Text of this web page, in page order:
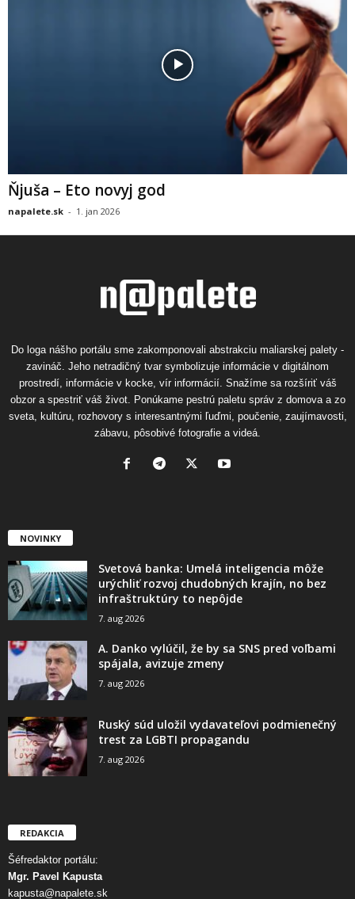
Ňjuša – Eto novyj god
napalete.sk - 1. jan 2026
Do loga nášho portálu sme zakomponovali abstrakciu maliarskej palety -
zavináč. Jeho netradičný tvar symbolizuje informácie v digitálnom
prostredí, informácie v kocke, vír informácií. Snažíme sa rozšíriť váš
obzor a spestriť váš život. Ponúkame pestrú paletu správ z domova a zo
sveta, kultúru, rozhovory s interesantnými ľuďmi, poučenie, zaujímavosti,
zábavu, pôsobivé fotografie a videá.
NOVINKY
Svetová banka: Umelá inteligencia môže
urýchliť rozvoj chudobných krajín, no bez
infraštruktúry to nepôjde
7. aug 2026
A. Danko vylúčil, že by sa SNS pred voľbami
spájala, avizuje zmeny
7. aug 2026
Ruský súd uložil vydavateľovi podmienečný
trest za LGBTI propagandu
7. aug 2026
REDAKCIA
Šéfredaktor portálu:
Mgr. Pavel Kapusta
kapusta@napalete.sk